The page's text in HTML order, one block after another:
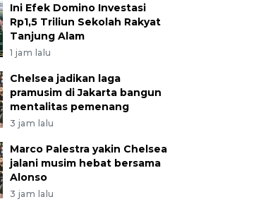
Ini Efek Domino Investasi
Rp1,5 Triliun Sekolah Rakyat
Tanjung Alam
1 jam lalu
Chelsea jadikan laga
pramusim di Jakarta bangun
mentalitas pemenang
3 jam lalu
Marco Palestra yakin Chelsea
jalani musim hebat bersama
Alonso
3 jam lalu